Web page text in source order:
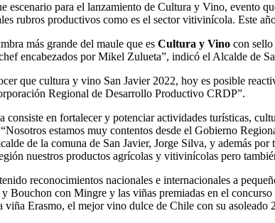
escenario para el lanzamiento de Cultura y Vino, evento
rubros productivos como es el sector vitivinícola. Este
más grande del maule que es Cultura y Vino con
encabezados por Mikel Zulueta”, indicó el Alcalde de
que cultura y vino San Javier 2022, hoy es posible
Regional de Desarrollo Productivo CRDP”.
consiste en fortalecer y potenciar actividades turísticas,
estamos muy contentos desde el Gobierno
de la comuna de San Javier, Jorge Silva, y además
nuestros productos agrícolas y vitivinícolas pero
reconocimientos nacionales e internacionales a
Bouchon con Mingre y las viñas premiadas en el
viña Erasmo, el mejor vino dulce de Chile con su asoleado